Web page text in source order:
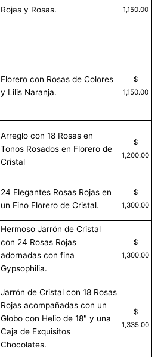
Rojas y Rosas.
1,150.00
Florero con Rosas de Colores
y Lilis Naranja.
$
1,150.00
Arreglo con 18 Rosas en
Tonos Rosados en Florero de
Cristal
$
1,200.00
24 Elegantes Rosas Rojas en
un Fino Florero de Cristal.
$
1,300.00
Hermoso Jarrón de Cristal
con 24 Rosas Rojas
adornadas con fina
Gypsophilia.
$
1,300.00
Jarrón de Cristal con 18 Rosas
Rojas acompañadas con un
Globo con Helio de 18" y una
Caja de Exquisitos
Chocolates.
$
1,335.00